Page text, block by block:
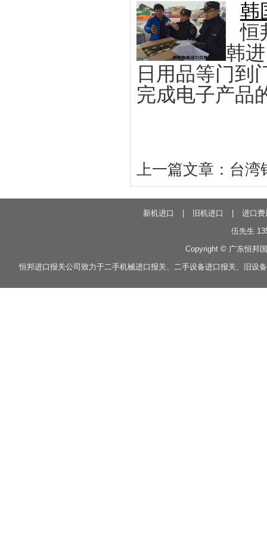
韩
恒
韩
日用品等门到
完成电子产品
上一篇文章： 台湾
新机进口 旧机进口
进口费
伍先生
Copyright © 广东恒邦
恒邦进口报关公司致力于二手机械进口报关、 二手设备进口报关、 旧设